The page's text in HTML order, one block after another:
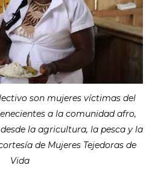
son mujeres víctimas del
a la comunidad afro,
la agricultura, la pesca y la
de Mujeres Tejedoras de
Vida